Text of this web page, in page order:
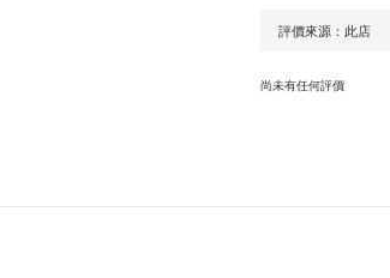
尚未有任何評價